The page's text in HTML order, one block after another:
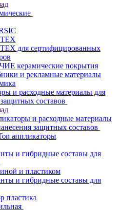
для сертифицированных
керамические покрытия
и рекламные материалы
и расходные материалы для
составов
и расходные материалы
защитных составов
аппликаторы
и гибридные составы для
и пластиком
и гибридные составы для
пластика